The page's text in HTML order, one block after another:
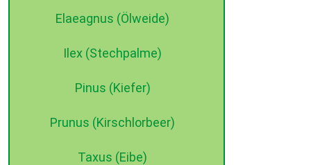
Elaeagnus (Ölweide)
Ilex (Stechpalme)
Pinus (Kiefer)
Prunus (Kirschlorbeer)
Taxus (Eibe)